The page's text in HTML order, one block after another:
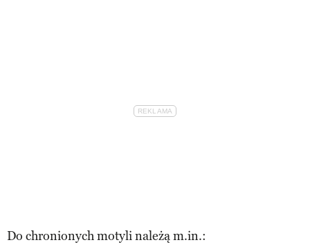
Do chronionych motyli należą m.in.: